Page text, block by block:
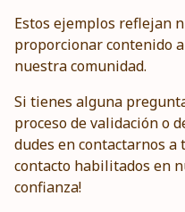
Estos ejemplos reflejan
proporcionar contenido
nuestra comunidad.
Si tienes alguna
proceso de validación o
dudes en contactarnos a
contacto habilitados en
confianza!